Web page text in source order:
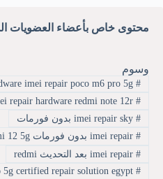
محتوى خاص بأعضاء العضويات
وسوم
#
hardware imei repair poco m6 pro 5g
#
imei repair hardware redmi note 12r
#imei repair sky بدون فورمات
#imei repair بدون فورمات redmi 12 5g
#imei repair بعد التحديث redmi
#
poco m6 pro 5g certified repair solution egypt